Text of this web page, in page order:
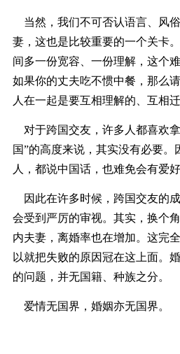
当然，我们不可否认语言、风
妻，这也是比较重要的一个关卡
间多一份宽容、一份理解，这个
如果你的丈夫吃不惯中餐，那么
人在一起是要互相理解的、互相迁
对于跨国交友，许多人都喜欢
国”的高度来说，其实没有必要。
人，都说中国话，也难免会有爱
因此在许多时候，跨国交友的
会受到严厉的审视。其实，换个
内夫妻，离婚率也在增加。这完
以就把失败的原因冠在这上面。
的问题，并无国籍、种族之分。
爱情无国界，婚姻亦无国界。